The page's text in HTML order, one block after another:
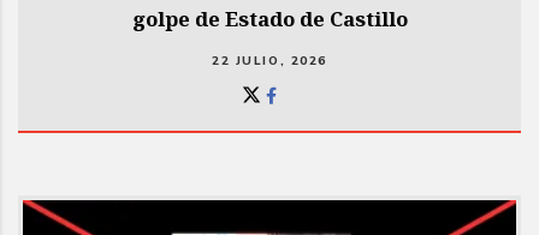
golpe de Estado de Castillo
22 JULIO, 2026